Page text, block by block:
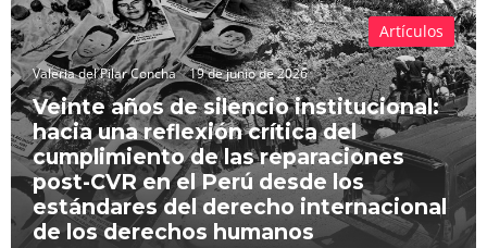
Valeria del Pilar Concha 19 de junio de 2026
Veinte años de silencio institucional:
hacia una reflexión crítica del
cumplimiento de las reparaciones
post-CVR en el Perú desde los
estándares del derecho internacional
de los derechos humanos
Artículos